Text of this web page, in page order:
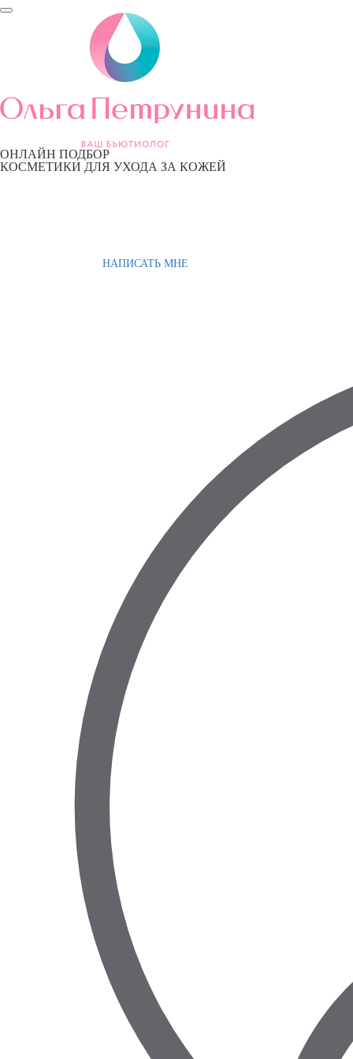
ОНЛАЙН ПОДБОР
КОСМЕТИКИ ДЛЯ УХОДА ЗА КОЖЕЙ
НАПИСАТЬ МНЕ